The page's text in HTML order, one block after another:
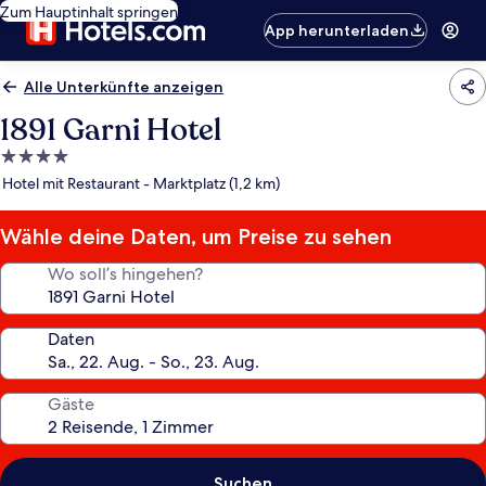
Zum Hauptinhalt springen
App herunterladen
Alle Unterkünfte anzeigen
1891 Garni Hotel
4.0-
Sterne-
Hotel mit Restaurant - Marktplatz (1,2 km)
Wähle deine Daten, um Preise zu sehen
Wo soll’s hingehen?
Daten
Gäste